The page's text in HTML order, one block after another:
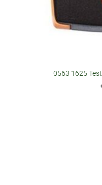
0563 1625